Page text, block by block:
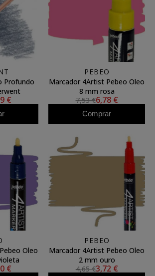
Profundo
€
PEBEO
Marcador 4Artist Pebeo Oleo
8 mm rosa
7,53 €6,78 €
Comprar
Oleo
€
PEBEO
Marcador 4Artist Pebeo Oleo
2 mm ouro
4,65 €3,72 €